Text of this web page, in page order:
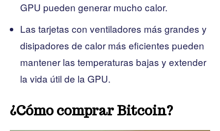
GPU pueden generar mucho calor.
Las tarjetas con ventiladores más grandes y
disipadores de calor más eficientes pueden
mantener las temperaturas bajas y extender
la vida útil de la GPU.
¿Cómo comprar Bitcoin?